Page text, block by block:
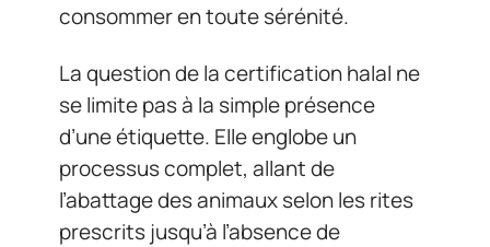
consommer en toute sérénité.
La question de la certification halal ne
se limite pas à la simple présence
d’une étiquette. Elle englobe un
processus complet, allant de
l’abattage des animaux selon les rites
prescrits jusqu’à l’absence de